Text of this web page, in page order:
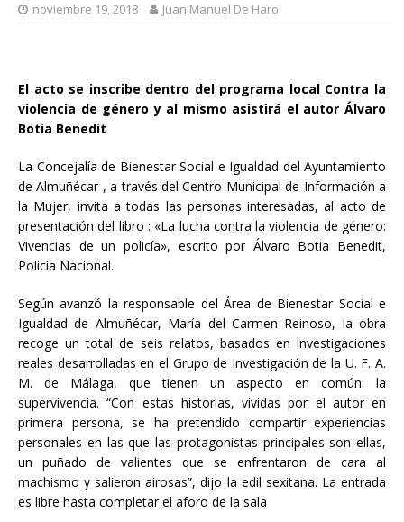
noviembre 19, 2018 Juan Manuel De Haro
El acto se inscribe dentro del programa local Contra la
violencia de género y al mismo asistirá el autor Álvaro
Botia Benedit
La Concejalía de Bienestar Social e Igualdad del Ayuntamiento
de Almuñécar , a través del Centro Municipal de Información a
la Mujer, invita a todas las personas interesadas, al acto de
presentación del libro : «La lucha contra la violencia de género:
Vivencias de un policía», escrito por Álvaro Botia Benedit,
Policía Nacional.
Según avanzó la responsable del Área de Bienestar Social e
Igualdad de Almuñécar, María del Carmen Reinoso, la obra
recoge un total de seis relatos, basados en investigaciones
reales desarrolladas en el Grupo de Investigación de la U. F. A.
M. de Málaga, que tienen un aspecto en común: la
supervivencia. “Con estas historias, vividas por el autor en
primera persona, se ha pretendido compartir experiencias
personales en las que las protagonistas principales son ellas,
un puñado de valientes que se enfrentaron de cara al
machismo y salieron airosas”, dijo la edil sexitana. La entrada
es libre hasta completar el aforo de la sala